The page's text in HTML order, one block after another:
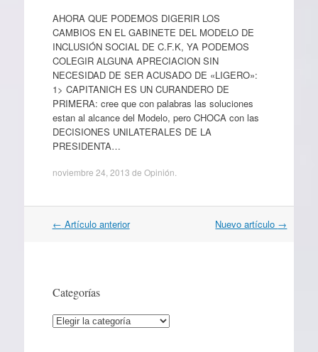
AHORA QUE PODEMOS DIGERIR LOS
CAMBIOS EN EL GABINETE DEL MODELO DE
INCLUSIÓN SOCIAL DE C.F.K, YA PODEMOS
COLEGIR ALGUNA APRECIACION SIN
NECESIDAD DE SER ACUSADO DE «LIGERO»:
1> CAPITANICH ES UN CURANDERO DE
PRIMERA: cree que con palabras las soluciones
estan al alcance del Modelo, pero CHOCA con las
DECISIONES UNILATERALES DE LA
PRESIDENTA…
noviembre 24, 2013 de Opinión
Navegación
← Artículo anterior Nuevo artículo →
Categorías
Categorías